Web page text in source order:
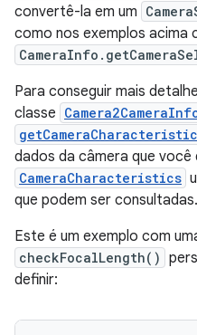
convertê-la em um
como nos exemplos acima
Para conseguir mais
classe
dados da câmera que você
CameraCharacteristics
que podem ser consultadas.
Este é um exemplo com
checkFocalLength()
definir: